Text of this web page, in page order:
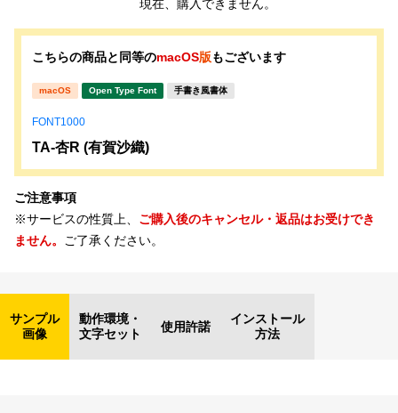
現在、購入できません。
こちらの商品と同等のmacOS版もございます
macOS Open Type Font 手書き風書体
FONT1000
TA-杏R (有賀沙織)
ご注意事項
※サービスの性質上、 ご購入後のキャンセル・返品はお受けでき
ません。 ご了承ください。
サンプル
画像
動作環境・
文字セット
使用許諾
インストール
方法